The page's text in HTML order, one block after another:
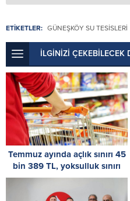
ETİKETLER: GÜNEŞKÖY SU TESISLERI
İLGİNİZİ ÇEKEBİLECEK
Temmuz ayında açlık sınırı 45
bin 389 TL, yoksulluk sınırı
244 bin 818 TL oldu